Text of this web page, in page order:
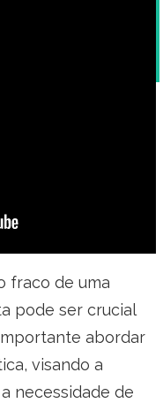
fraco de uma
pode ser crucial
abordar
visando a
necessidade de